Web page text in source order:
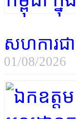
សហការជា
01/08/2026